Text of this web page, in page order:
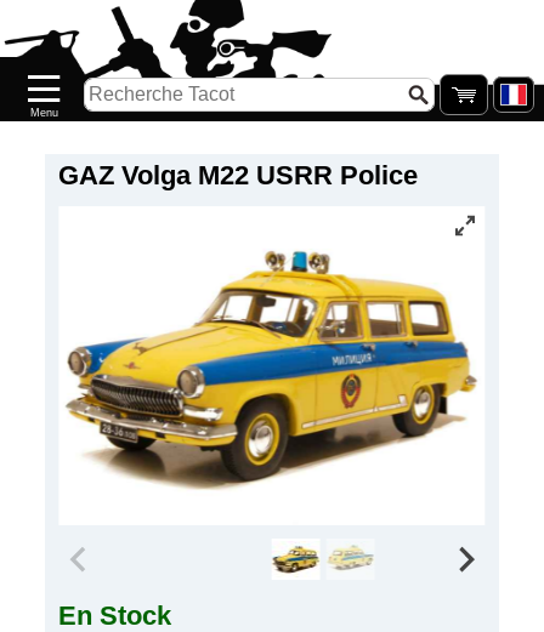
GAZ Volga M22 USRR Police
En Stock
Nouveautés
Catalogue/Stock
Seconde
Galerie